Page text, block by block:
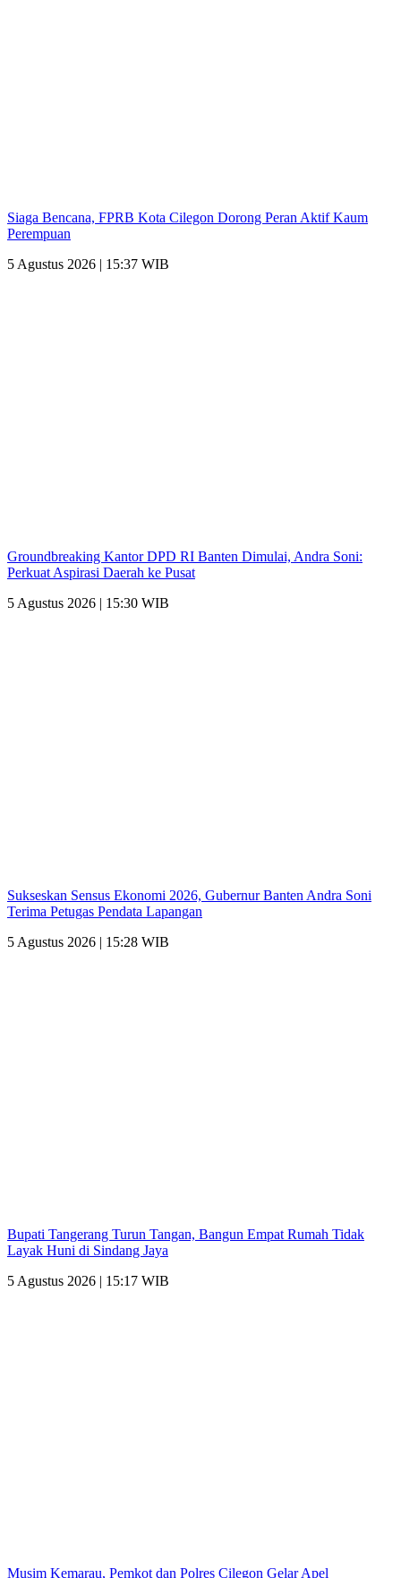
Siaga Bencana, FPRB Kota Cilegon Dorong Peran Aktif Kaum
Perempuan
5 Agustus 2026 | 15:37 WIB
Groundbreaking Kantor DPD RI Banten Dimulai, Andra Soni:
Perkuat Aspirasi Daerah ke Pusat
5 Agustus 2026 | 15:30 WIB
Sukseskan Sensus Ekonomi 2026, Gubernur Banten Andra Soni
Terima Petugas Pendata Lapangan
5 Agustus 2026 | 15:28 WIB
Bupati Tangerang Turun Tangan, Bangun Empat Rumah Tidak
Layak Huni di Sindang Jaya
5 Agustus 2026 | 15:17 WIB
Musim Kemarau, Pemkot dan Polres Cilegon Gelar Apel